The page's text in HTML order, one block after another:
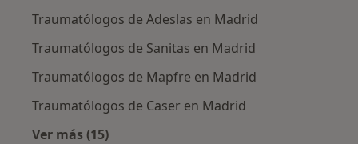
Traumatólogos de Adeslas en Madrid
Traumatólogos de Sanitas en Madrid
Traumatólogos de Mapfre en Madrid
Traumatólogos de Caser en Madrid
Ver más (15)